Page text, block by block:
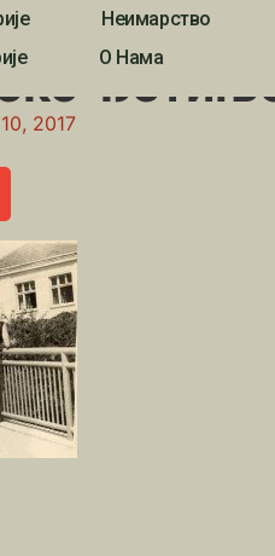
Неимарство
О Нама
2017